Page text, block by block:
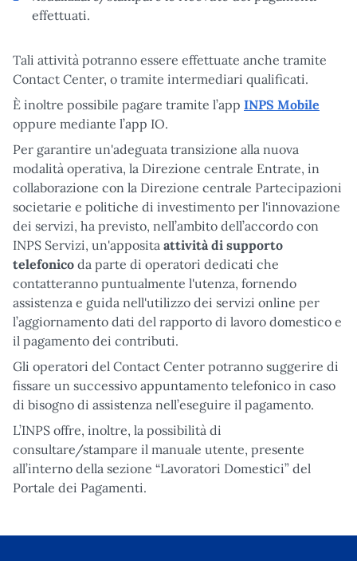
effettuati.
Tali attività potranno essere effettuate anche tramite
Contact Center, o tramite intermediari qualificati.
È inoltre possibile pagare tramite l’app INPS Mobile
oppure mediante l’app IO.
Per garantire un'adeguata transizione alla nuova
modalità operativa, la Direzione centrale Entrate, in
collaborazione con la Direzione centrale Partecipazioni
societarie e politiche di investimento per l'innovazione
dei servizi, ha previsto, nell’ambito dell’accordo con
INPS Servizi, un'apposita attività di supporto
telefonico da parte di operatori dedicati che
contatteranno puntualmente l'utenza, fornendo
assistenza e guida nell'utilizzo dei servizi online per
l’aggiornamento dati del rapporto di lavoro domestico e
il pagamento dei contributi.
Gli operatori del Contact Center potranno suggerire di
fissare un successivo appuntamento telefonico in caso
di bisogno di assistenza nell’eseguire il pagamento.
L’INPS offre, inoltre, la possibilità di
consultare/stampare il manuale utente, presente
all’interno della sezione “Lavoratori Domestici” del
Portale dei Pagamenti.